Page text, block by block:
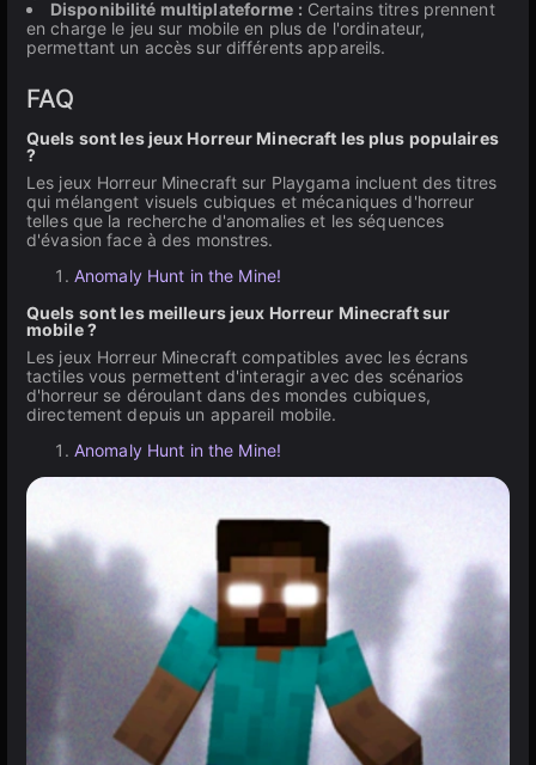
Disponibilité multiplateforme : Certains titres prennent
en charge le jeu sur mobile en plus de l'ordinateur,
permettant un accès sur différents appareils.
FAQ
Quels sont les jeux Horreur Minecraft les plus populaires
?
Les jeux Horreur Minecraft sur Playgama incluent des titres
qui mélangent visuels cubiques et mécaniques d'horreur
telles que la recherche d'anomalies et les séquences
d'évasion face à des monstres.
Anomaly Hunt in the Mine!
Quels sont les meilleurs jeux Horreur Minecraft sur
mobile ?
Les jeux Horreur Minecraft compatibles avec les écrans
tactiles vous permettent d'interagir avec des scénarios
d'horreur se déroulant dans des mondes cubiques,
directement depuis un appareil mobile.
Anomaly Hunt in the Mine!